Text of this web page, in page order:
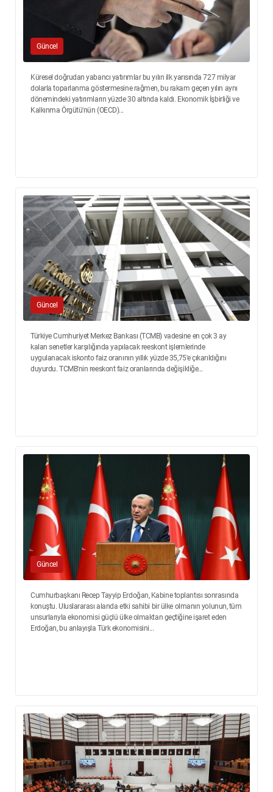
Güncel
Küresel doğrudan yabancı yatırımlar bu yılın ilk yarısında 727 milyar
dolarla toparlanma göstermesine rağmen, bu rakam geçen yılın aynı
dönemindeki yatırımların yüzde 30 altında kaldı. Ekonomik İşbirliği ve
Kalkınma Örgütü'nün (OECD)...
Güncel
Türkiye Cumhuriyet Merkez Bankası (TCMB) vadesine en çok 3 ay
kalan senetler karşılığında yapılacak reeskont işlemlerinde
uygulanacak iskonto faiz oranının yıllık yüzde 35,75'e çıkarıldığını
duyurdu. TCMB'nin reeskont faiz oranlarında değişikliğe...
Güncel
Cumhurbaşkanı Recep Tayyip Erdoğan, Kabine toplantısı sonrasında
konuştu. Uluslararası alanda etki sahibi bir ülke olmanın yolunun, tüm
unsurlarıyla ekonomisi güçlü ülke olmaktan geçtiğine işaret eden
Erdoğan, bu anlayışla Türk ekonomisini...